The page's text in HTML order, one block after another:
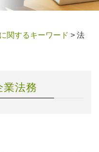
関するキーワード > 法
業法務